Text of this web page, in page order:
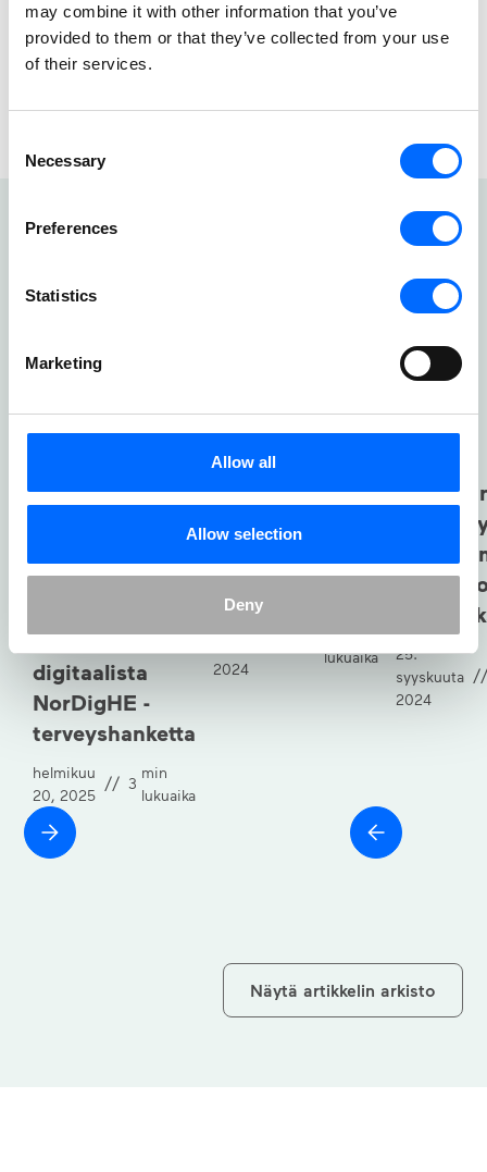
may combine it with other information that you’ve
provided to them or that they’ve collected from your use
of their services.
Selection
Necessary
Preferences
Statistics
Marketing
Allow all
Allow selection
Deny
Aiheeseen liittyviä
uutisia ja artikkeleita
Skillhabit
suurta
digitaalista
NorDigHE -
terveyshanketta
helmikuu
20, 2025
// 3
min
lukuaika
Avain
tehokkaaseen
sertifiointiin
2024
min
lukuaika
25.
syyskuuta
2024
Näytä artikkelin arkisto